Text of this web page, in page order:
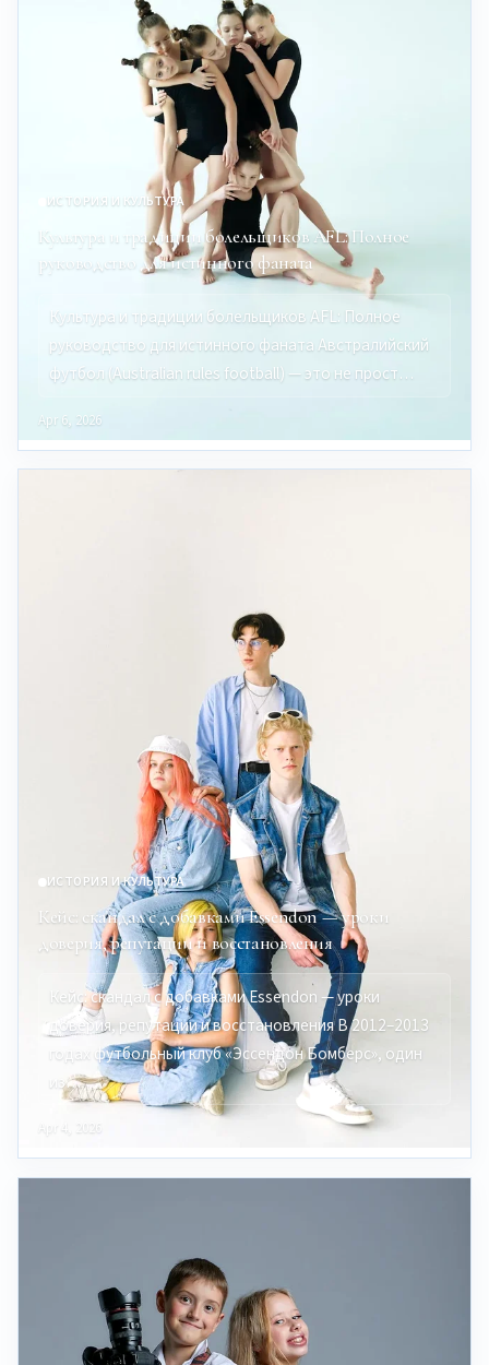
ИСТОРИЯ И КУЛЬТУРА
Культура и традиции болельщиков AFL: Полное
руководство для истинного фаната
Культура и традиции болельщиков AFL: Полное
руководство для истинного фаната Австралийский
футбол (Australian rules football) — это не прост…
Apr 6, 2026
ИСТОРИЯ И КУЛЬТУРА
Кейс: скандал с добавками Essendon — уроки
доверия, репутации и восстановления
Кейс: скандал с добавками Essendon — уроки
доверия, репутации и восстановления В 2012–2013
годах футбольный клуб «Эссендон Бомберс», один
из…
Apr 4, 2026